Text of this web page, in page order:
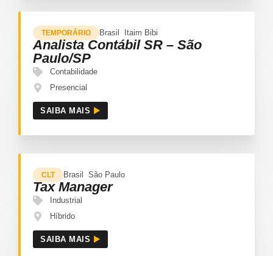
Brasil Itaim Bibi
TEMPORÁRIO
Analista Contábil SR – São
Paulo/SP
Contabilidade
Presencial
SAIBA MAIS
Brasil São Paulo
CLT
Tax Manager
Industrial
Híbrido
SAIBA MAIS